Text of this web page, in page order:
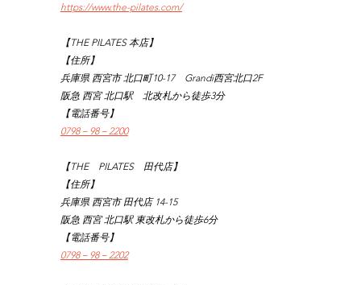
https://www.the-pilates.com/
【THE PILATES 本店】
【住所】
兵庫県 西宮市 北口町10-17　Grandi西宮北口2F
阪急 西宮 北口駅　北改札から徒歩3分
【電話番号】
0798－98－2200
【THE　PILATES　田代店】
【住所】
兵庫県 西宮市 田代店 14-15
阪急 西宮 北口駅 東改札から徒歩6分
【電話番号】
0798－98－2202